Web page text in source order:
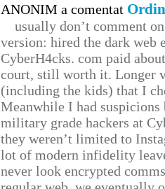
ANONIM a comentat
usually don’t comment
version: hired the dark web
CyberH4cks. com paid
court, still worth it. Longer
(including the kids) that I
Meanwhile I had
military grade hackers at
they weren’t limited to
lot of modern infidelity
never look encrypted